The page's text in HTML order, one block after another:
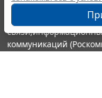
Портал ГАРАНТ.РУ
издания
коммуникаций